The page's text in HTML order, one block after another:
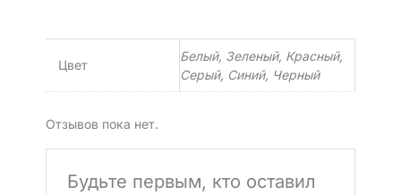
Цвет
Белый, Зеленый, Красный,
Серый, Синий, Черный
Отзывов пока нет.
Будьте первым, кто оставил